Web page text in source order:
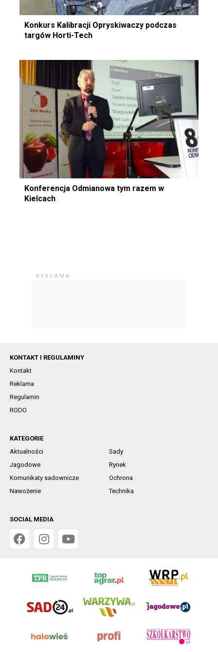
Konkurs Kalibracji Opryskiwaczy podczas
targów Horti-Tech
Konferencja Odmianowa tym razem w
Kielcach
KONTAKT I REGULAMINY
Kontakt
Reklama
Regulamin
RODO
KATEGORIE
Aktualności
Sady
Jagodowe
Rynek
Komunikaty sadownicze
Ochrona
Nawożenie
Technika
SOCIAL MEDIA